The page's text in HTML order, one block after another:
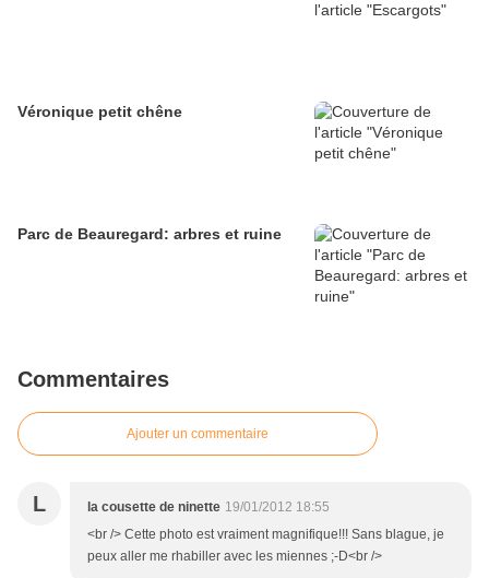
Véronique petit chêne
Parc de Beauregard: arbres et ruine
Commentaires
Ajouter un commentaire
L la cousette de ninette 19/01/2012 18:55
<br /> Cette photo est vraiment magnifique!!! Sans blague, je
peux aller me rhabiller avec les miennes ;-D<br />